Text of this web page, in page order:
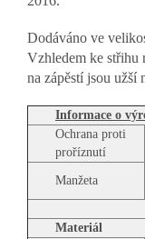
Dodáváno ve
Vzhledem ke střihu
na zápěstí jsou užší
Informace o
Ochrana proti
proříznutí
Manžeta
Materiál